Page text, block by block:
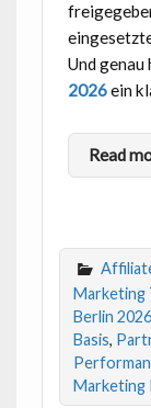
Und genau
2026ein
Read
Marketing
Berlin 2026
Basis,
Marketing